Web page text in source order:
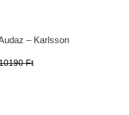
– Karlsson
Ft